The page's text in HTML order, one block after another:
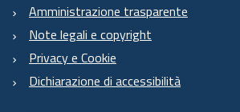
Amministrazione trasparente
Note legali e copyright
Privacy e Cookie
Dichiarazione di accessibilità